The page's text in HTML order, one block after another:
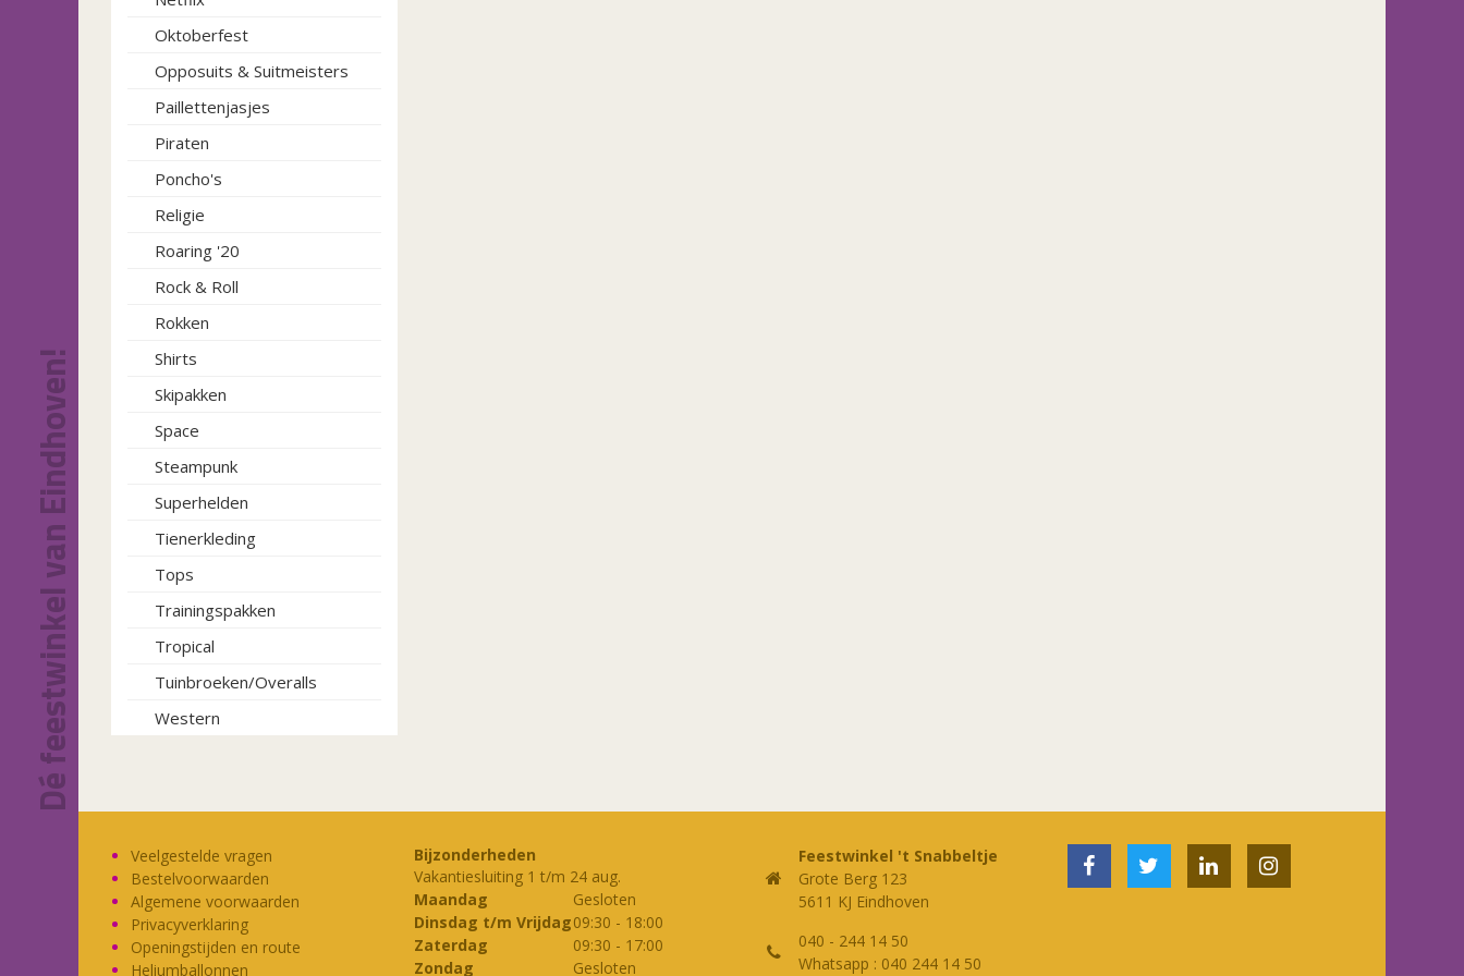
Oktoberfest
Opposuits & Suitmeisters
Paillettenjasjes
Piraten
Poncho's
Religie
Roaring '20
Rock & Roll
Rokken
Shirts
Skipakken
Space
Steampunk
Superhelden
Tienerkleding
Tops
Trainingspakken
Tropical
Tuinbroeken/Overalls
Western
Dé feestwinkel van Eindhoven!
Veelgestelde vragen
Bestelvoorwaarden
Algemene voorwaarden
Privacyverklaring
Openingstijden en route
Heliumballonnen
Bijzonderheden
Vakantiesluiting 1 t/m 24 aug.
Maandag
Gesloten
Dinsdag t/m Vrijdag09:30 - 18:00
Zaterdag
09:30 - 17:00
Zondag
Gesloten
Feestwinkel 't Snabbeltje
Grote Berg 123
5611 KJ Eindhoven
040 - 244 14 50
Whatsapp : 040 244 14 50